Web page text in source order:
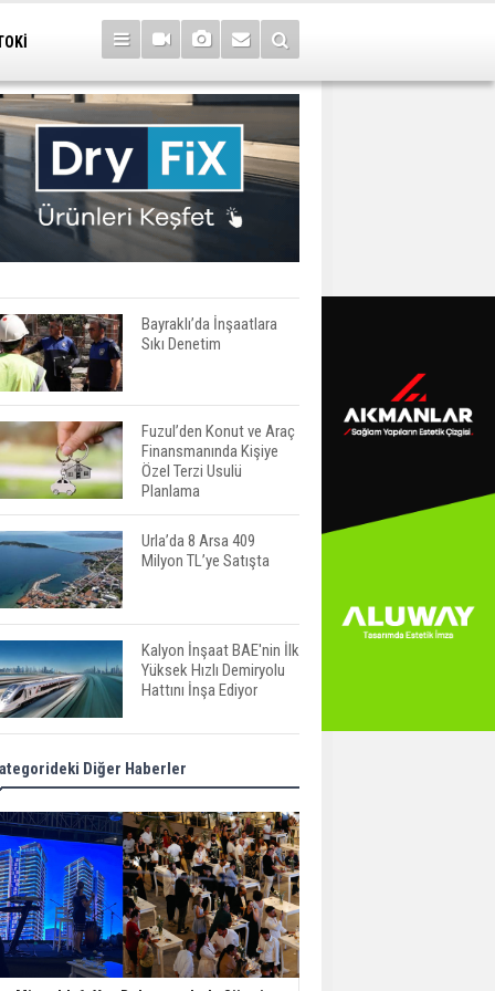
Bayraklı’da İnşaatlara
Sıkı Denetim
Fuzul’den Konut ve Araç
Finansmanında Kişiye
Özel Terzi Usulü
Planlama
Urla’da 8 Arsa 409
Milyon TL’ye Satışta
Kalyon İnşaat BAE'nin İlk
Yüksek Hızlı Demiryolu
Hattını İnşa Ediyor
ABD'de Konut Kredisi
Faizi Son Bir Yılın En
TOKİ 51 İlde 540 Konut
ve İş Yerini Satışa
Sunuyor
Yatırımcıların Bina Tercihi
Diğer Haberler